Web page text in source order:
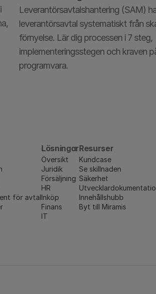
Leverantörsavtalshantering (SAM)
leverantörsavtal systematiskt från
förnyelse. Lär dig processen i 7 steg,
implementeringsstegen och kraven
programvara.
för avtal
Lösningar
Översikt
Juridik
Försäljning
HR
Inköp
Finans
IT
Resurser
Kundcase
Se skillnaden
Säkerhet
Innehållshubb
Byt till Miramis